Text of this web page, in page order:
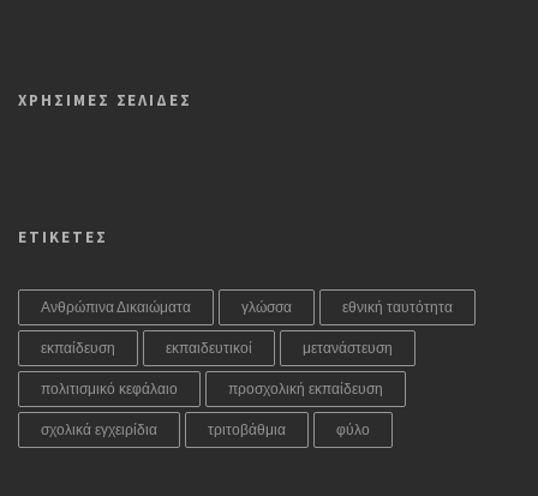
ΧΡΗΣΙΜΕΣ ΣΕΛΙΔΕΣ
ΕΤΙΚΕΤΕΣ
Ανθρώπινα Δικαιώματα γλώσσα εθνική ταυτότητα
εκπαίδευση εκπαιδευτικοί μετανάστευση
πολιτισμικό κεφάλαιο προσχολική εκπαίδευση
σχολικά εγχειρίδια τριτοβάθμια φύλο